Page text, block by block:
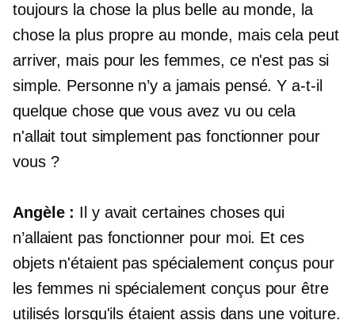
toujours la chose la plus belle au monde, la
chose la plus propre au monde, mais cela peut
arriver, mais pour les femmes, ce n'est pas si
simple. Personne n’y a jamais pensé. Y a-t-il
quelque chose que vous avez vu ou cela
n'allait tout simplement pas fonctionner pour
vous ?
Angèle : Il y avait certaines choses qui
n’allaient pas fonctionner pour moi. Et ces
objets n'étaient pas spécialement conçus pour
les femmes ni spécialement conçus pour être
utilisés lorsqu'ils étaient assis dans une voiture.